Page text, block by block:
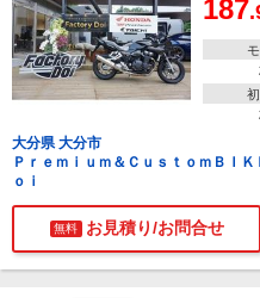
187
大分県 大分市
Ｐｒｅｍｉｕｍ＆ＣｕｓｔｏｍＢ
ｏｉ
無料 お見積り/お問合せ